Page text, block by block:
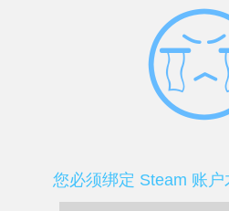
您必须绑定 Steam 账户